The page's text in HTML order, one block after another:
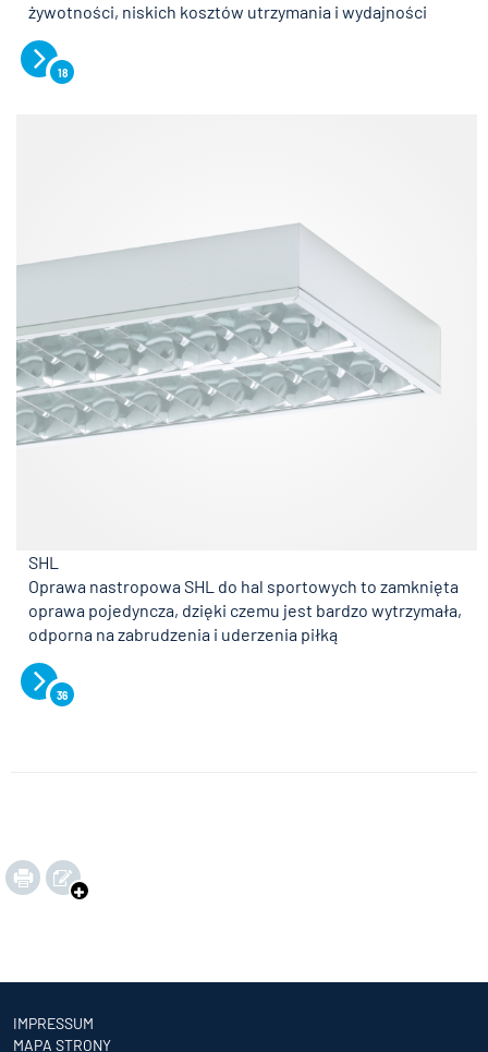
żywotności, niskich kosztów utrzymania i wydajności
18
SHL
Oprawa nastropowa SHL do hal sportowych to zamknięta
oprawa pojedyncza, dzięki czemu jest bardzo wytrzymała,
odporna na zabrudzenia i uderzenia piłką
36
IMPRESSUM
MAPA STRONY